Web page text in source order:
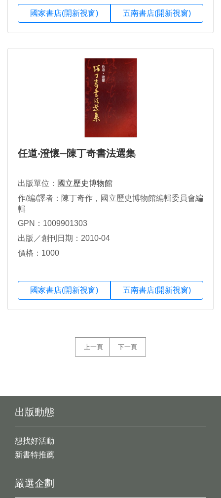
國家書店(開新視窗) 五南書店(開新視窗)
任道‧澄懷─陳丁奇書法選集
出版單位： 國立歷史博物館
作/編/譯者：陳丁奇作，國立歷史博物館編輯委員會編
輯
GPN：1009901303
出版／創刊日期：2010-04
價格：1000
國家書店(開新視窗) 五南書店(開新視窗)
上一頁 下一頁
出版動態
想找好活動
新書特推薦
嚴選企劃